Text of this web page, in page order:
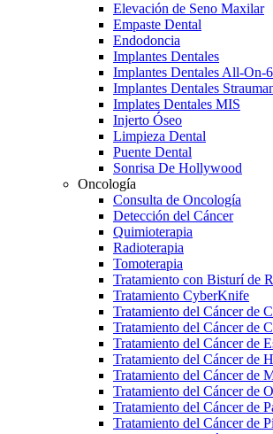
Elevación de Seno Maxilar
Empaste Dental
Endodoncia
Implantes Dentales
Implantes Dentales All-On-6
Implantes Dentales
Implates Dentales MIS
Injerto Óseo
Limpieza Dental
Puente Dental
Sonrisa De Hollywood
Oncología
Consulta de Oncología
Detección del Cáncer
Quimioterapia
Radioterapia
Tomoterapia
Tratamiento con Bisturí de
Tratamiento CyberKnife
Tratamiento del Cáncer de
Tratamiento del Cáncer de
Tratamiento del Cáncer de
Tratamiento del Cáncer de
Tratamiento del Cáncer de
Tratamiento del Cáncer de
Tratamiento del Cáncer de
Tratamiento del Cáncer de